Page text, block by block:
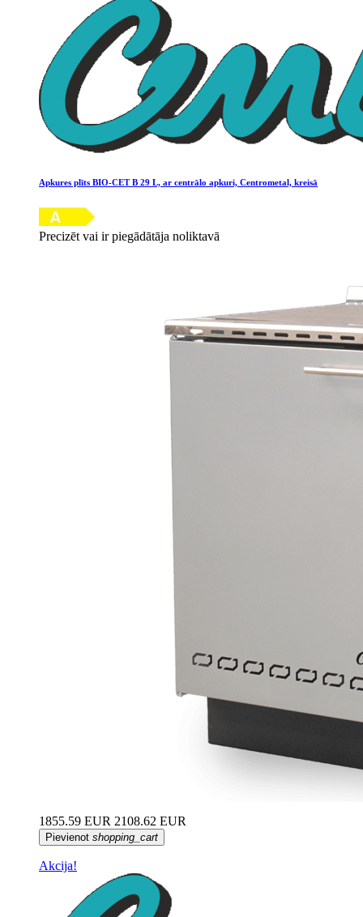
Apkures plīts BIO-CET B 29 L, ar centrālo apkuri, Centrometal, kreisā
Precizēt vai ir piegādātāja noliktavā
1855.59 EUR 2108.62 EUR
Pievienot shopping_cart
Akcija!